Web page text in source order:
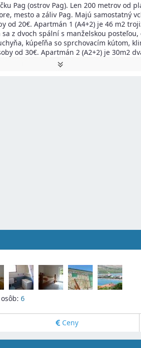
Pag (ostrov Pag). Len 200 metrov od
mesto a záliv Pag. Majú samostatný
od 20€. Apartmán 1 (A4+2) je 46 m2
z dvoch spální s manželskou
kúpeľňa so sprchovacím kútom,
od 30€. Apartmán 2 (A2+2) je 30m2
6
Ceny